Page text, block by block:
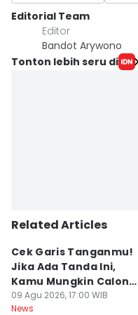
Editorial Team
Editor
Bandot Arywono
Tonton lebih seru di
Related Articles
Cek Garis Tanganmu!
Jika Ada Tanda Ini,
Kamu Mungkin Calon
Orang Sukses
09 Agu 2026, 17:00 WIB
News